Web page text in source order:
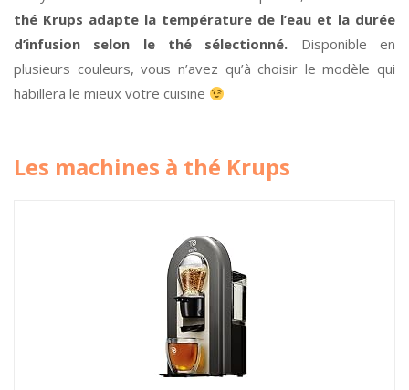
thé Krups adapte la température de l’eau et la durée
d’infusion selon le thé sélectionné. Disponible en
plusieurs couleurs, vous n’avez qu’à choisir le modèle qui
habillera le mieux votre cuisine
Les machines à thé Krups